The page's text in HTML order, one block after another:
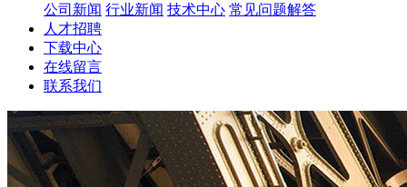
公司新闻 行业新闻 技术中心 常见问题解答
人才招聘
下载中心
在线留言
联系我们